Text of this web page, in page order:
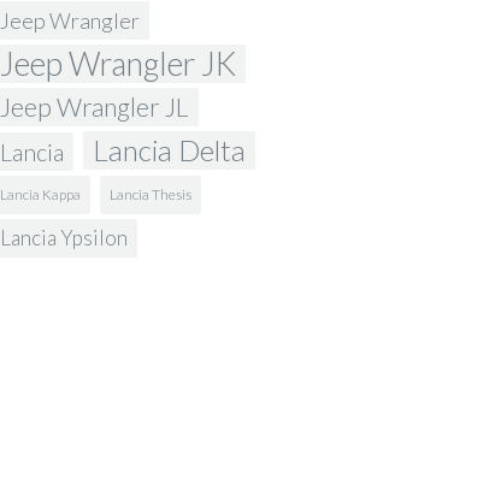
Jeep Wrangler
Jeep Wrangler JK
Jeep Wrangler JL
Lancia Lancia Delta
Lancia Kappa Lancia Thesis
Lancia Ypsilon